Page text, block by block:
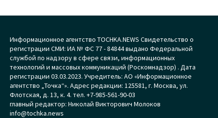
Информационное агентство TOCHKA.NEWS Свидетельство о
регистрации СМИ: ИА № ФС 77 - 84844 выдано Федеральной
службой по надзору в сфере связи, информационных
технологий и массовых коммуникаций (Роскомнадзор) . Дата
регистрации 03.03.2023. Учредитель: АО «Информационное
агентство „Точка“». Адрес редакции: 125581, г. Москва, ул.
Флотская, д. 13, к. 4. тел. +7-985-561-90-03
главный редактор: Николай Викторович Молоков
info@tochka.news